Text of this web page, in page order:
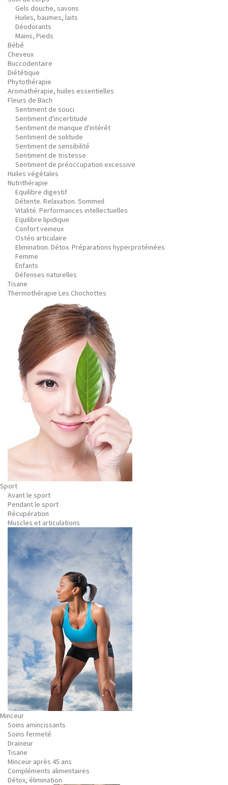
Gels douche, savons
Huiles, baumes, laits
Déodorants
Mains, Pieds
Bébé
Cheveux
Buccodentaire
Diététique
Phytothérapie
Aromathérapie, huiles essentielles
Fleurs de Bach
Sentiment de souci
Sentiment d'incertitude
Sentiment de manque d'intérêt
Sentiment de solitude
Sentiment de sensibilité
Sentiment de tristesse
Sentiment de préoccupation excessive
Huiles végétales
Nutrithérapie
Equilibre digestif
Détente. Relaxation. Sommeil
Vitalité. Performances intellectuelles
Equilibre lipidique
Confort veineux
Ostéo articulaire
Elimination. Détox. Préparations hyperprotéinées
Femme
Enfants
Défenses naturelles
Tisane
Thermothérapie Les Chochottes
Sport
Avant le sport
Pendant le sport
Récupération
Muscles et articulations
Minceur
Soins amincissants
Soins fermeté
Draineur
Tisane
Minceur après 45 ans
Compléments alimentaires
Détox, élimination